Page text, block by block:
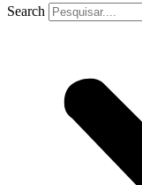
Search